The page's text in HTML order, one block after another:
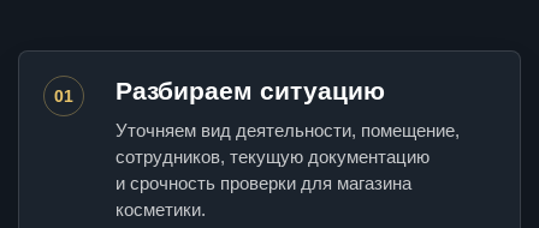
01 Разбираем ситуацию
Уточняем вид деятельности, помещение,
сотрудников, текущую документацию
и срочность проверки для магазина
косметики.